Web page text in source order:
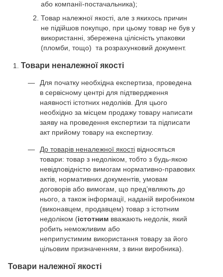
або компанії-постачальника);
Товар належної якості, але з якихось причин
не підійшов покупцю, при цьому товар не був у
використанні, збережена цілісність упаковки
(пломби, тощо) та розрахунковий документ.
Товари неналежної якості
Для початку необхідна експертиза, проведена
в сервісному центрі для підтвердження
наявності істотних недоліків. Для цього
необхідно за місцем продажу товару написати
заяву на проведення експертизи та підписати
акт прийому товару на експертизу.
До товарів неналежної якості відносяться
товари: товар з недоліком, тобто з будь-якою
невідповідністю вимогам нормативно-правових
актів, нормативних документів, умовам
договорів або вимогам, що пред’являють до
нього, а також інформації, наданій виробником
(виконавцем, продавцем) товар з істотним
недоліком (істотним вважають недолік, який
робить неможливим або
неприпустимим використання товару за його
цільовим призначенням, з вини виробника).
Товари належної якості